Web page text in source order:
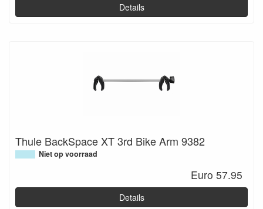
Details
Thule BackSpace XT 3rd Bike Arm 9382
Niet op voorraad
Euro 57.95
Details